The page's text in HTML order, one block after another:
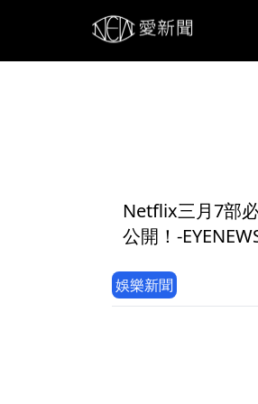
Netflix三月7部
公開！-
娛樂新聞